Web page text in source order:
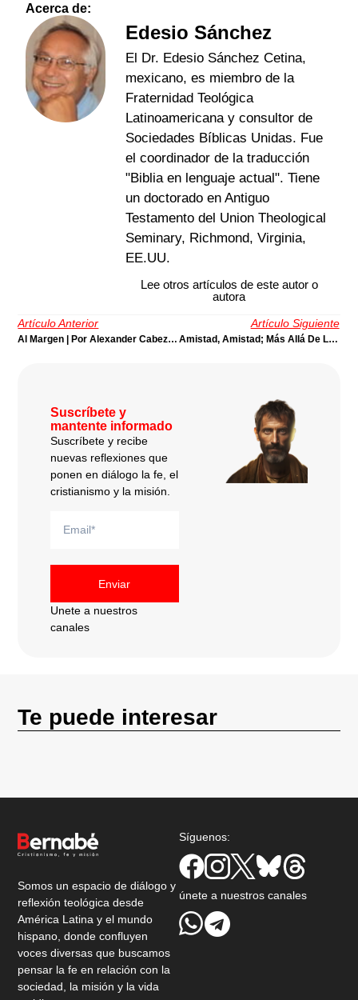
Acerca de:
Edesio Sánchez
El Dr. Edesio Sánchez Cetina,
mexicano, es miembro de la
Fraternidad Teológica
Latinoamericana y consultor de
Sociedades Bíblicas Unidas. Fue
el coordinador de la traducción
"Biblia en lenguaje actual". Tiene
un doctorado en Antiguo
Testamento del Union Theological
Seminary, Richmond, Virginia,
EE.UU.
Lee otros artículos de este autor o
autora
Artículo Anterior
Al Margen | Por Alexander Cabezas
Artículo Siguiente
Amistad, Amistad; Más Allá De Los Ecumenismos Estrechos | Por Harold Segura
Suscríbete y
mantente informado
Suscríbete y recibe
nuevas reflexiones que
ponen en diálogo la fe, el
cristianismo y la misión.
Enviar
Unete a nuestros
canales
Te puede interesar
Somos un espacio de diálogo y
reflexión teológica desde
América Latina y el mundo
hispano, donde confluyen
voces diversas que buscamos
pensar la fe en relación con la
sociedad, la misión y la vida
Síguenos:
únete a nuestros canales